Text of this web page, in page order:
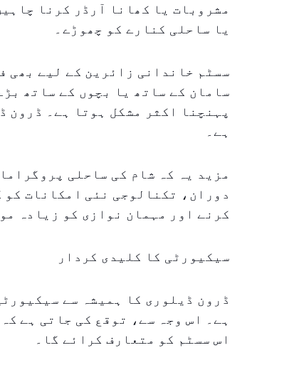
مشروبات یا کھانا آرڈر کرنا
یا ساحلی کنارے کو چھوڑے۔
سسٹم خاندانی زائرین کے لیے بھی
سامان کے ساتھ یا بچوں کے ساتھ
پہنچنا اکثر مشکل ہوتا ہے۔ ڈرون
ہے۔
مزید یہ کہ شام کی ساحلی
دوران، تکنالوجی نئی امکانات
کرنے اور مہمان نوازی کو زیادہ
سیکیورٹی کا کلیدی کردار
ڈرون ڈیلوری کا ہمیشہ سے
ہے۔ اس وجہ سے، توقع کی جاتی ہے
اس سسٹم کو متعارف کرائے گا۔